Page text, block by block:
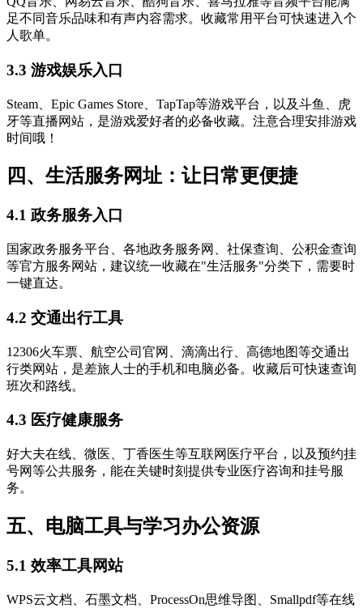
足不同音乐品味和有声内容需求。收藏常用平台可快速进入个
人歌单。
3.3 游戏娱乐入口
Steam、Epic Games Store、TapTap等游戏平台，以及斗鱼、虎
牙等直播网站，是游戏爱好者的必备收藏。注意合理安排游戏
时间哦！
四、生活服务网址：让日常更便捷
4.1 政务服务入口
国家政务服务平台、各地政务服务网、社保查询、公积金查询
等官方服务网站，建议统一收藏在"生活服务"分类下，需要时
一键直达。
4.2 交通出行工具
12306火车票、航空公司官网、滴滴出行、高德地图等交通出
行类网站，是差旅人士的手机和电脑必备。收藏后可快速查询
班次和路线。
4.3 医疗健康服务
好大夫在线、微医、丁香医生等互联网医疗平台，以及预约挂
号网等公共服务，能在关键时刻提供专业医疗咨询和挂号服
务。
五、电脑工具与学习办公资源
5.1 效率工具网站
WPS云文档、石墨文档、ProcessOn思维导图、Smallpdf等在线